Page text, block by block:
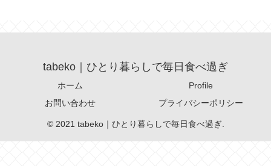
tabeko｜ひとり暮らしで毎日食べ過ぎ
ホーム
Profile
お問い合わせ
プライバシーポリシー
© 2021 tabeko｜ひとり暮らしで毎日食べ過ぎ.